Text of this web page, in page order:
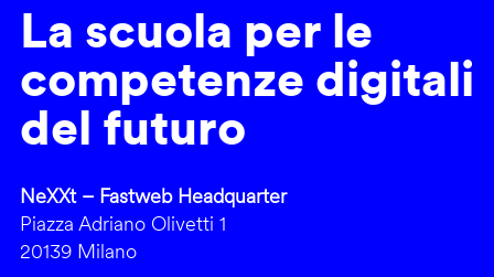
La scuola per le
competenze digitali
del futuro
NeXXt – Fastweb Headquarter
Piazza Adriano Olivetti 1
20139 Milano